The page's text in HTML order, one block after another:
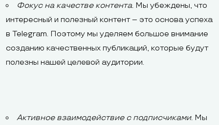
Фокус на качестве контента. Мы убеждены, что
интересный и полезный контент – это основа успеха
в Telegram. Поэтому мы уделяем большое внимание
созданию качественных публикаций, которые будут
полезны нашей целевой аудитории.
Активное взаимодействие с подписчиками. Мы